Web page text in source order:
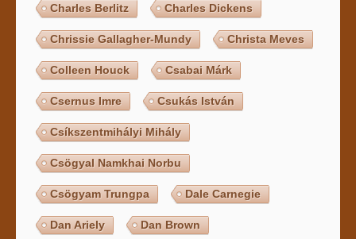
Charles Berlitz Charles Dickens
Chrissie Gallagher-Mundy Christa Meves
Colleen Houck Csabai Márk
Csernus Imre Csukás István
Csíkszentmihályi Mihály
Csögyal Namkhai Norbu
Csögyam Trungpa Dale Carnegie
Dan Ariely Dan Brown